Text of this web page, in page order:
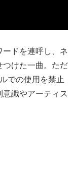
ドを連呼し、ネ
つけた一曲。ただ
での使用を禁止
識やアーティス